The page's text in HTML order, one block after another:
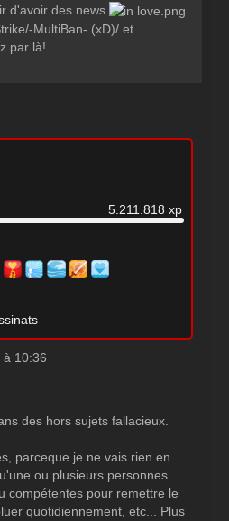
d'avoir des news
MultiBan- (xD)/ et
par là!
5.211.818 xp
à 10:36
des hors sujets fallacieux.
parceque je ne vais rien en
ou plusieurs personnes
compétentes pour remettre le
quotidiennement, etc... Plus